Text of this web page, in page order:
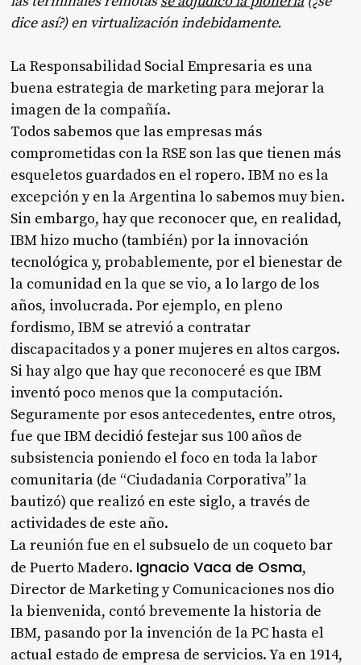
dice así?) en virtualización indebidamente.
La Responsabilidad Social Empresaria es una
buena estrategia de marketing para mejorar la
imagen de la compañía.
Todos sabemos que las empresas más
comprometidas con la RSE son las que tienen más
esqueletos guardados en el ropero. IBM no es la
excepción y en la Argentina lo sabemos muy bien.
Sin embargo, hay que reconocer que, en realidad,
IBM hizo mucho (también) por la innovación
tecnológica y, probablemente, por el bienestar de
la comunidad en la que se vio, a lo largo de los
años, involucrada. Por ejemplo, en pleno
fordismo, IBM se atrevió a contratar
discapacitados y a poner mujeres en altos cargos.
Si hay algo que hay que reconoceré es que IBM
inventó poco menos que la computación.
Seguramente por esos antecedentes, entre otros,
fue que IBM decidió festejar sus 100 años de
subsistencia poniendo el foco en toda la labor
comunitaria (de “Ciudadania Corporativa” la
bautizó) que realizó en este siglo, a través de
actividades de este año.
La reunión fue en el subsuelo de un coqueto bar
de Puerto Madero. Ignacio Vaca de Osma,
Director de Marketing y Comunicaciones nos dio
la bienvenida, contó brevemente la historia de
IBM, pasando por la invención de la PC hasta el
actual estado de empresa de servicios. Ya en 1914,